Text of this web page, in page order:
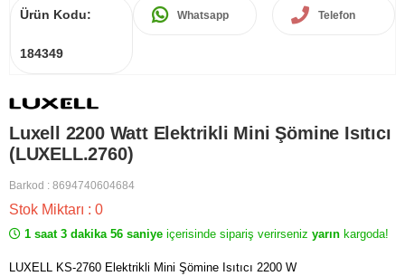
Ürün Kodu:
184349
Whatsapp Telefon
Luxell 2200 Watt Elektrikli Mini Şömine Isıtıcı
(LUXELL.2760)
Barkod : 8694740604684
Stok Miktarı : 0
1 saat 3 dakika 56 saniye içerisinde sipariş verirseniz yarın kargoda!
LUXELL KS-2760 Elektrikli Mini Şömine Isıtıcı 2200 W